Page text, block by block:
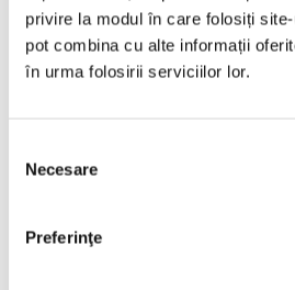
privire la modul în care folosiți
pot combina cu alte informații
în urma folosirii serviciilor lor.
consimțământului
Necesare
Preferinţe
Septembrie 2025
August 2025
Martie 2025